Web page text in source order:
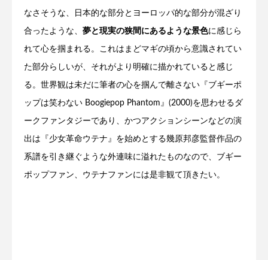
なさそうな、日本的な部分とヨーロッパ的な部分が混ざり
合ったような、 夢と現実の狭間にあるような景色に感じら
れて心を掴まれる。これはまどマギの頃から意識されてい
た部分らしいが、それがより明確に描かれていると感じ
る。世界観は未だに筆者の心を掴んで離さない『ブギーポ
ップは笑わない Boogiepop Phantom』(2000)を思わせるダ
ークファンタジーであり、かつアクションシーンなどの演
出は『少女革命ウテナ』を始めとする幾原邦彦監督作品の
系譜を引き継ぐような外連味に溢れたものなので、ブギー
ポップファン、ウテナファンには是非観て頂きたい。